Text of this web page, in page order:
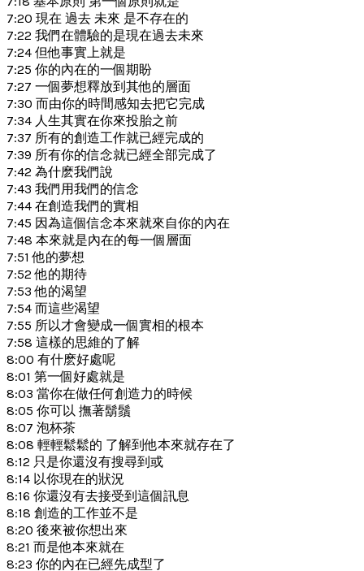
7:20 現在 過去 未來 是不存在的
7:22 我們在體驗的是現在過去未來
7:24 但他事實上就是
7:25 你的內在的一個期盼
7:27 一個夢想釋放到其他的層面
7:30 而由你的時間感知去把它完成
7:34 人生其實在你來投胎之前
7:37 所有的創造工作就已經完成的
7:39 所有你的信念就已經全部完成了
7:42 為什麽我們說
7:43 我們用我們的信念
7:44 在創造我們的實相
7:45 因為這個信念本來就來自你的內在
7:48 本來就是內在的每一個層面
7:51 他的夢想
7:52 他的期待
7:53 他的渴望
7:54 而這些渴望
7:55 所以才會變成一個實相的根本
7:58 這樣的思維的了解
8:00 有什麽好處呢
8:01 第一個好處就是
8:03 當你在做任何創造力的時候
8:05 你可以 撫著鬍鬚
8:07 泡杯茶
8:08 輕輕鬆鬆的 了解到他本來就存在了
8:12 只是你還沒有搜尋到或
8:14 以你現在的狀況
8:16 你還沒有去接受到這個訊息
8:18 創造的工作並不是
8:20 後來被你想出來
8:21 而是他本來就在
8:23 你的內在已經先成型了